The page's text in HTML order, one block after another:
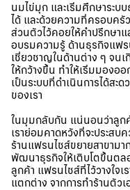
นมไข่มุก และเริ่มศึกษาระบ
ได้ และด้วยความที่ครอบครั
ส่วนตัวไว้คอยให้คำปรึกษาแ
อบรมความรู้ ด้านธุรกิจแฟ
เชี่ยวชาญในด้านต่าง ๆ จน
ให้กว้างขึ้น ทำให้เริ่มมองอ
เป็นระบบที่ดำเนินการได้สะ
ของเรา
ในมุมกลับกัน แน่นอนว่าลูก
เราย่อมคาดหวังที่จะประสบ
ร้านแฟรนไชส์ขยายสาขาม
พัฒนาธุรกิจให้เติบโตขึ้นต
ลูกค้า แฟรนไชส์ที่ไว้วางใจ
แตกต่าง จากการทำร้านตัว